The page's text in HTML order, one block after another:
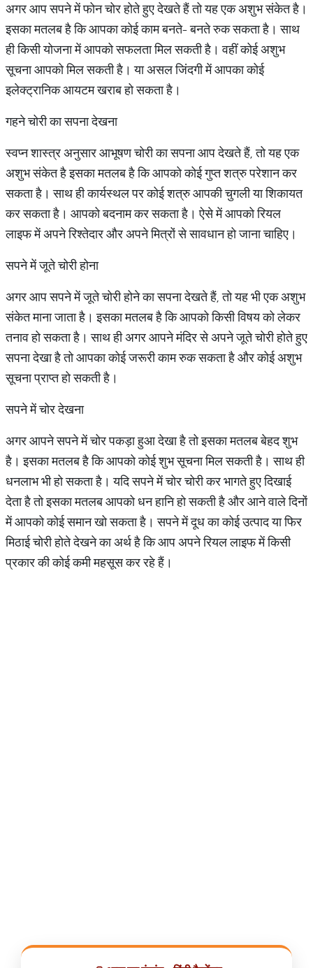
अगर आप सपने में फोन चोर होते हुए देखते हैं तो यह एक अशुभ संकेत है।
इसका मतलब है कि आपका कोई काम बनते- बनते रुक सकता है। साथ
ही किसी योजना में आपको सफलता मिल सकती है। वहीं कोई अशुभ
सूचना आपको मिल सकती है। या असल जिंदगी में आपका कोई
इलेक्ट्रानिक आयटम खराब हो सकता है।
गहने चोरी का सपना देखना
स्वप्न शास्त्र अनुसार आभूषण चोरी का सपना आप देखते हैं, तो यह एक
अशुभ संकेत है इसका मतलब है कि आपको कोई गुप्त शत्रु परेशान कर
सकता है। साथ ही कार्यस्थल पर कोई शत्रु आपकी चुगली या शिकायत
कर सकता है। आपको बदनाम कर सकता है। ऐसे में आपको रियल
लाइफ में अपने रिश्‍तेदार और अपने मित्रों से सावधान हो जाना चाहिए।
सपने में जूते चोरी होना
अगर आप सपने में जूते चोरी होने का सपना देखते हैं, तो यह भी एक अशुभ
संकेत माना जाता है। इसका मतलब है कि आपको किसी विषय को लेकर
तनाव हो सकता है। साथ ही अगर आपने मंदिर से अपने जूते चोरी होते हुए
सपना देखा है तो आपका कोई जरूरी काम रुक सकता है और कोई अशुभ
सूचना प्राप्त हो सकती है।
सपने में चोर देखना
अगर आपने सपने में चोर पकड़ा हुआ देखा है तो इसका मतलब बेहद शुभ
है। इसका मतलब है कि आपको कोई शुभ सूचना मिल सकती है। साथ ही
धनलाभ भी हो सकता है। यदि सपने में चोर चोरी कर भागते हुए दिखाई
देता है तो इसका मतलब आपको धन हानि हो सकती है और आने वाले दिनों
में आपको कोई समान खो सकता है। सपने में दूध का कोई उत्‍पाद या फिर
मिठाई चोरी होते देखने का अर्थ है कि आप अपने रियल लाइफ में किसी
प्रकार की कोई कमी महसूस कर रहे हैं।